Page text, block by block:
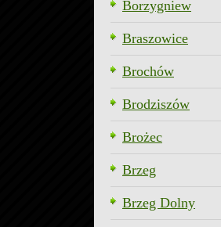
Borzygniew
Braszowice
Brochów
Brodziszów
Brożec
Brzeg
Brzeg Dolny